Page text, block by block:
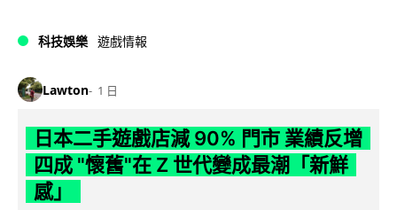
科技娛樂 遊戲情報
Lawton 1 日
日本二手遊戲店減 90% 門市 業績反增
四成 "懷舊"在 Z 世代變成最潮「新鮮
感」